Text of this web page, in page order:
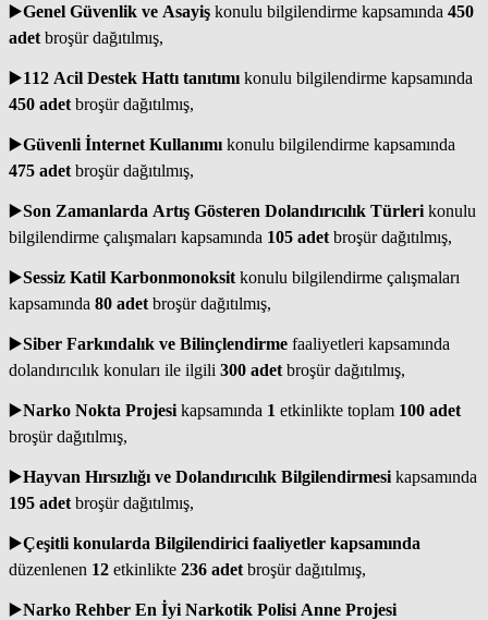
▶️Genel Güvenlik ve Asayiş konulu bilgilendirme kapsamında 450
adet broşür dağıtılmış,
▶️112 Acil Destek Hattı tanıtımı konulu bilgilendirme kapsamında
450 adet broşür dağıtılmış,
▶️Güvenli İnternet Kullanımı konulu bilgilendirme kapsamında
475 adet broşür dağıtılmış,
▶️Son Zamanlarda Artış Gösteren Dolandırıcılık Türleri konulu
bilgilendirme çalışmaları kapsamında 105 adet broşür dağıtılmış,
▶️Sessiz Katil Karbonmonoksit konulu bilgilendirme çalışmaları
kapsamında 80 adet broşür dağıtılmış,
▶️Siber Farkındalık ve Bilinçlendirme faaliyetleri kapsamında
dolandırıcılık konuları ile ilgili 300 adet broşür dağıtılmış,
▶️Narko Nokta Projesi kapsamında 1 etkinlikte toplam 100 adet
broşür dağıtılmış,
▶️Hayvan Hırsızlığı ve Dolandırıcılık Bilgilendirmesi kapsamında
195 adet broşür dağıtılmış,
▶️Çeşitli konularda Bilgilendirici faaliyetler kapsamında
düzenlenen 12 etkinlikte 236 adet broşür dağıtılmış,
▶️Narko Rehber En İyi Narkotik Polisi Anne Projesi